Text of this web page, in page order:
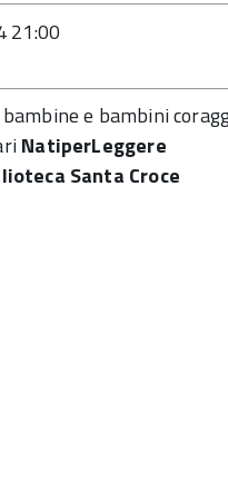
21:00
e bambini
NatiperLeggere
Santa Croce